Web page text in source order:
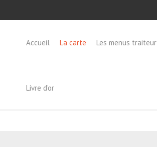
Accueil La carte Les menus traiteur
Livre d’or